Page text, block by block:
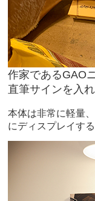
作家であるGAO
直筆サインを入
本体は非常に軽量
にディスプレイす